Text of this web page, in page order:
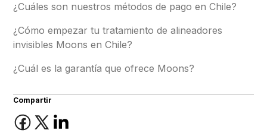
¿Cuáles son nuestros métodos de pago en Chile?
¿Cómo empezar tu tratamiento de alineadores
invisibles Moons en Chile?
¿Cuál es la garantía que ofrece Moons?
Compartir